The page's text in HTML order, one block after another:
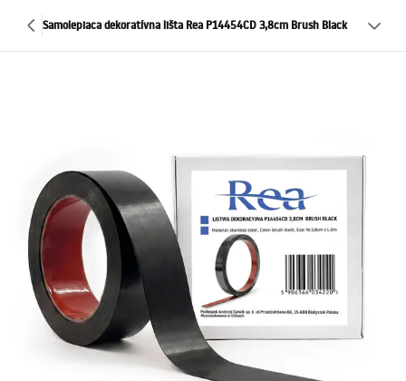
Samolepiaca dekoratívna lišta Rea P14454CD 3,8cm Brush Black